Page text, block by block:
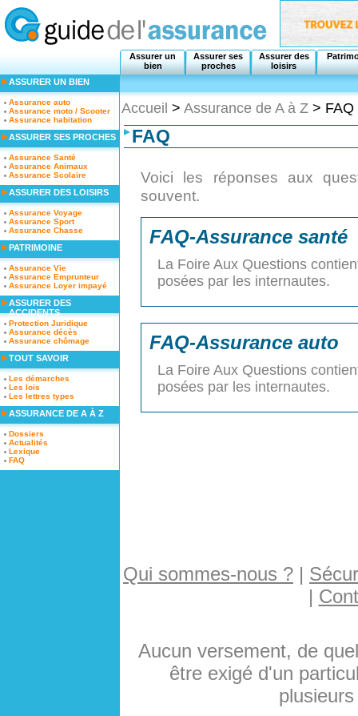
Assurer un
bien
Assurer ses
proches
Assurer des
loisirs
Accueil > Assurance de A à Z > FAQ
FAQ
Voici les réponses aux
souvent.
FAQ-Assurance santé
La Foire Aux Questions
posées par les internautes.
FAQ-Assurance auto
La Foire Aux Questions
posées par les internautes.
ASSURER UN BIEN
Assurance auto
Assurance moto / Scooter
Assurance habitation
ASSURER SES PROCHES
Assurance Santé
Assurance Animaux
Assurance Scolaire
ASSURER DES LOISIRS
Assurance Voyage
Assurance Sport
Assurance Chasse
PATRIMOINE
Assurance Vie
Assurance Emprunteur
Assurance Loyer impayé
ASSURER DES
ACCIDENTS
Protection Juridique
Assurance décès
Assurance chômage
TOUT SAVOIR
Les démarches
Les lois
Les lettres types
ASSURANCE DE A À Z
Dossiers
Actualités
Lexique
FAQ
Qui sommes-nous ? |
|
Aucun versement, de
être exigé d'un